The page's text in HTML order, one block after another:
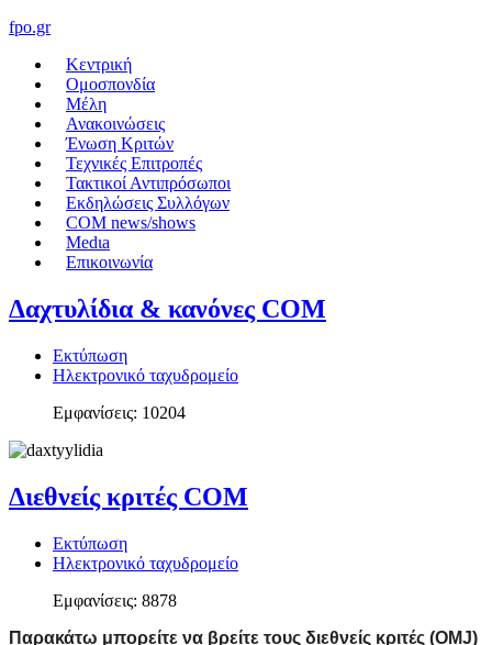
fpo.gr
Κεντρική
Ομοσπονδία
Μέλη
Ανακοινώσεις
Ένωση Κριτών
Τεχνικές Επιτροπές
Τακτικοί Αντιπρόσωποι
Εκδηλώσεις Συλλόγων
COM news/shows
Medιa
Επικοινωνία
Δαχτυλίδια & κανόνες COM
Εκτύπωση
Ηλεκτρονικό ταχυδρομείο
Εμφανίσεις: 10204
Διεθνείς κριτές COM
Εκτύπωση
Ηλεκτρονικό ταχυδρομείο
Εμφανίσεις: 8878
Παρακάτω μπορείτε να βρείτε τους διεθνείς κριτές (OMJ)